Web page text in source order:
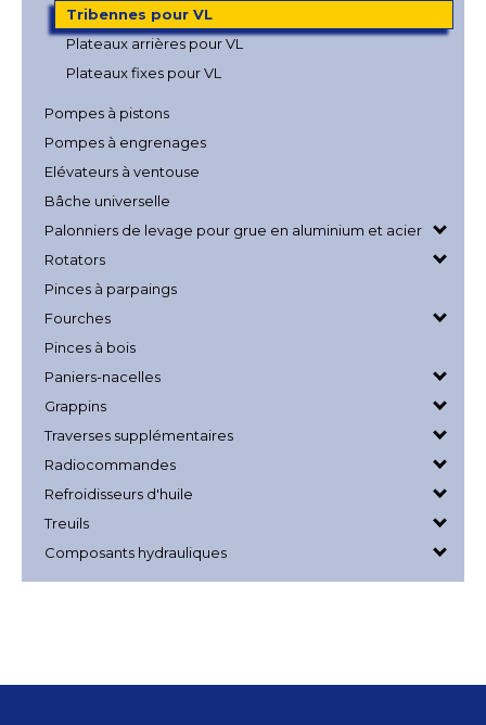
Tribennes pour VL
Plateaux arrières pour VL
Plateaux fixes pour VL
Pompes à pistons
Pompes à engrenages
Elévateurs à ventouse
Bâche universelle
Palonniers de levage pour grue en aluminium et acier
Rotators
Pinces à parpaings
Fourches
Pinces à bois
Paniers-nacelles
Grappins
Traverses supplémentaires
Radiocommandes
Refroidisseurs d'huile
Treuils
Composants hydrauliques